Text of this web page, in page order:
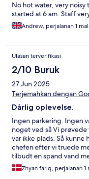
No hot water, very noisy
started at 6 am. Staff
Andrew, perjalanan 1
Ulasan terverifikasi
2/10 Buruk
27 Jun 2025
Terjemahkan dengan
Dårlig oplevelse.
Ingen parkering. Ingen
noget ved så Vi
var ikke plads. Så
chefen efter vi truede
tilbudt en spand vand
vaske os med. Og det
værelse. Jeg vil ikke går
Zhyan fariq, perjalanan 1